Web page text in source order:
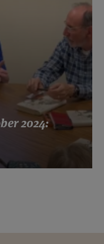
2024: